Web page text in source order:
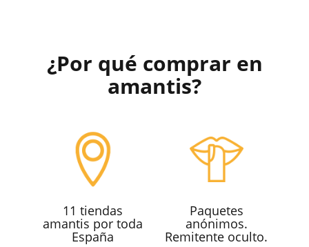
¿Por qué comprar en
amantis?
11 tiendas
amantis por toda
España
Paquetes
anónimos.
Remitente oculto.